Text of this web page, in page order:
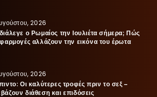
2026
ο Ρωμαίος την Ιουλιέτα σήμερα; Πώς
αλλάζουν την εικόνα του έρωτα
2026
Οι καλύτερες τροφές πριν το σεξ –
διάθεση και επιδόσεις